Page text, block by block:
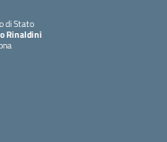
di Stato
Rinaldini